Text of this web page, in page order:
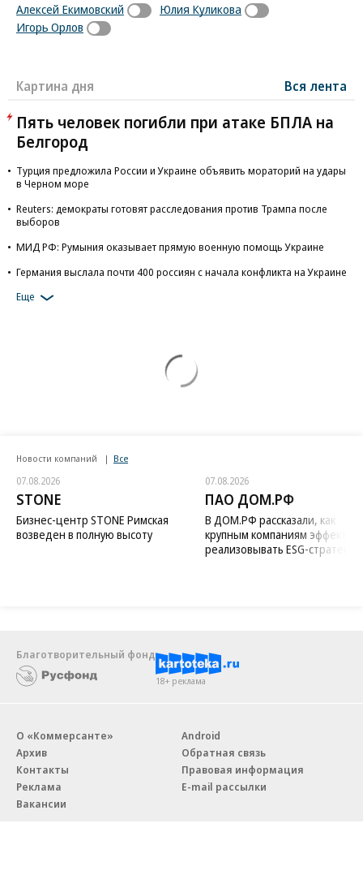
Алексей Екимовский
Юлия Куликова
Игорь Орлов
Картина дня Вся лента
Пять человек погибли при атаке БПЛА на
Белгород
Турция предложила России и Украине объявить мораторий на удары
в Черном море
Reuters: демократы готовят расследования против Трампа после
выборов
МИД РФ: Румыния оказывает прямую военную помощь Украине
Германия выслала почти 400 россиян с начала конфликта на Украине
Еще
Новости компаний Все
07.08.2026
STONE
Бизнес-центр STONE Римская
возведен в полную высоту
07.08.2026
ПАО ДОМ.РФ
В ДОМ.РФ рассказали, как
крупным компаниям
реализовывать ESG-стратегию
Благотворительный фонд
18+ реклама
О «Коммерсанте»
Архив
Контакты
Реклама
Вакансии
Android
Обратная связь
Правовая информация
E-mail рассылки